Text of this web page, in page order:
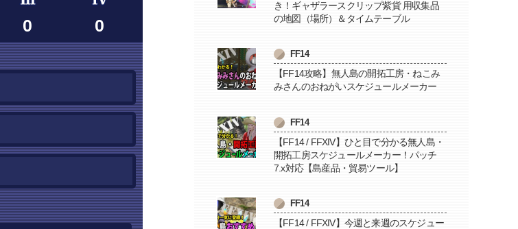
0 0
き！ギャザラースクリップ紫貨 用収集品
の地図（場所）＆タイムテーブル
FF14
【FF14攻略】無人島の開拓工房・ねこみ
みさんのおねがいスケジュールメーカー
FF14
【FF14 / FFXIV】ひと目で分かる無人島・
開拓工房スケジュールメーカー！パッチ
7.x対応【島産品・貿易ツール】
FF14
【FF14 / FFXIV】今週と来週のスケジュー